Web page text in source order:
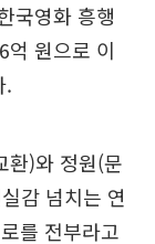
국영화 흥행
억 원으로 이
.
환)와 정원(문
감 넘치는 연
를 전부라고